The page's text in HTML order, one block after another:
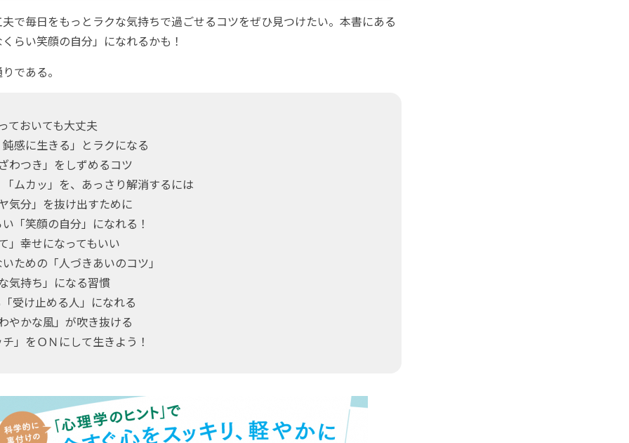
で毎日をもっとラクな気持ちで過ごせるコツをぜひ見つけたい。本書にある
らい笑顔の自分」になれるかも！
である。
ておいても大丈夫
鈍感に生きる」とラクになる
わつき」をしずめるコツ
「ムカッ」を、あっさり解消するには
気分」を抜け出すために
「笑顔の自分」になれる！
」幸せになってもいい
ための「人づきあいのコツ」
気持ち」になる習慣
受け止める人」になれる
やかな風」が吹き抜ける
チ」をＯＮにして生きよう！